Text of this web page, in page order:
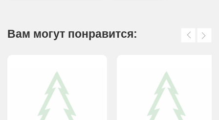
Вам могут понравится: